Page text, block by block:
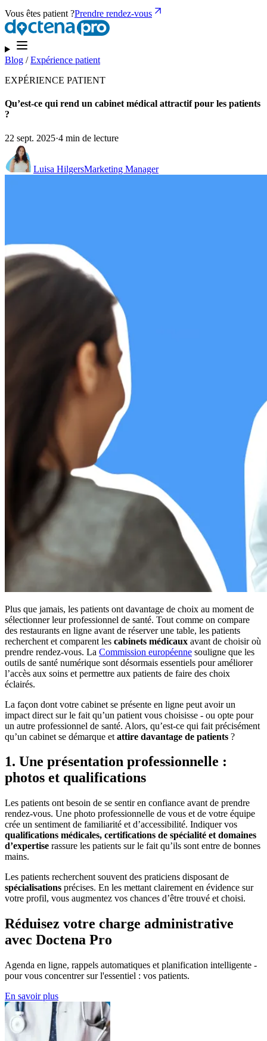
Vous êtes patient ?Prendre rendez-vous
Blog /Expérience patient
EXPÉRIENCE PATIENT
Qu’est-ce qui rend un cabinet médical attractif pour les patients
?
22 sept. 2025·4 min de lecture
Luisa HilgersMarketing Manager
Plus que jamais, les patients ont davantage de choix au moment de
sélectionner leur professionnel de santé. Tout comme on compare
des restaurants en ligne avant de réserver une table, les patients
recherchent et comparent les cabinets médicaux avant de choisir où
prendre rendez-vous. La Commission européenne souligne que les
outils de santé numérique sont désormais essentiels pour améliorer
l’accès aux soins et permettre aux patients de faire des choix
éclairés.
La façon dont votre cabinet se présente en ligne peut avoir un
impact direct sur le fait qu’un patient vous choisisse - ou opte pour
un autre professionnel de santé. Alors, qu’est-ce qui fait précisément
qu’un cabinet se démarque et attire davantage de patients ?
1. Une présentation professionnelle :
photos et qualifications
Les patients ont besoin de se sentir en confiance avant de prendre
rendez-vous. Une photo professionnelle de vous et de votre équipe
crée un sentiment de familiarité et d’accessibilité. Indiquer vos
qualifications médicales, certifications de spécialité et domaines
d’expertise rassure les patients sur le fait qu’ils sont entre de bonnes
mains.
Les patients recherchent souvent des praticiens disposant de
spécialisations précises. En les mettant clairement en évidence sur
votre profil, vous augmentez vos chances d’être trouvé et choisi.
Réduisez votre charge administrative
avec Doctena Pro
Agenda en ligne, rappels automatiques et planification intelligente -
pour vous concentrer sur l'essentiel : vos patients.
En savoir plus